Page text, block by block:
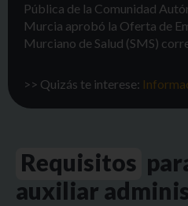
Pública de la Comunidad
Murcia aprobó la Oferta de
Murciano de Salud (SMS)
>> Quizás te interese:
Requisitos
auxiliar